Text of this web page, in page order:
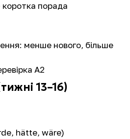
коротка порада
менше нового, більше
A2
13–16)
hätte, wäre)